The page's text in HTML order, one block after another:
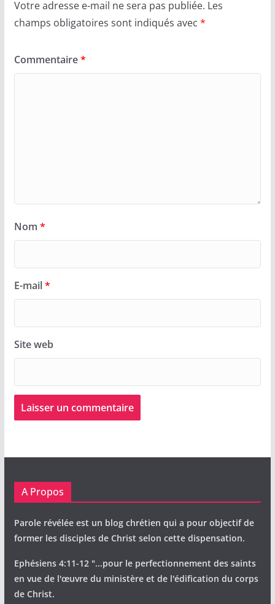
Votre adresse e-mail ne sera pas publiée. Les
champs obligatoires sont indiqués avec *
Commentaire*
Nom *
E-mail*
Site web
A Propos
Parole révélée est un blog chrétien qui a pour objectif de
former les disciples de Christ selon cette dispensation.
Ephésiens 4:11-12 "...pour le perfectionnement des saints
en vue de l'œuvre du ministère et de l'édification du corps
de Christ.